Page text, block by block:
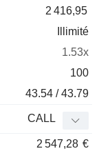
2 416,95
Illimité
1.53x
100
43.54 / 43.79
CALL
2 547,28 €